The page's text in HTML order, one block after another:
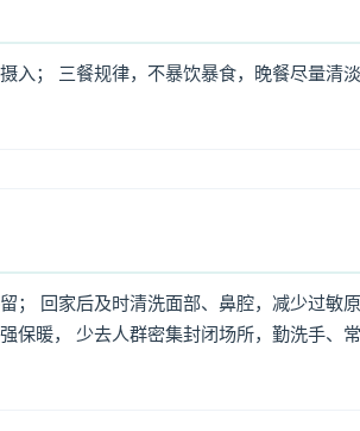
入； 三餐规律，不暴饮暴食，晚餐尽量清
； 回家后及时清洗面部、鼻腔，减少过敏
保暖， 少去人群密集封闭场所，勤洗手、